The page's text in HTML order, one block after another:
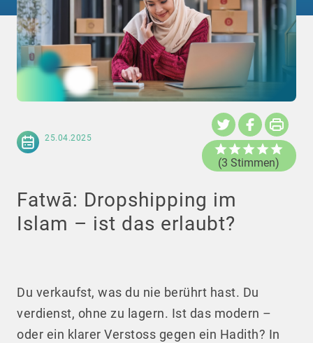
25.04.2025
(3 Stimmen)
Fatwā: Dropshipping im
Islam – ist das erlaubt?
Du verkaufst, was du nie berührt hast. Du
verdienst, ohne zu lagern. Ist das modern –
oder ein klarer Verstoss gegen ein Hadith? In